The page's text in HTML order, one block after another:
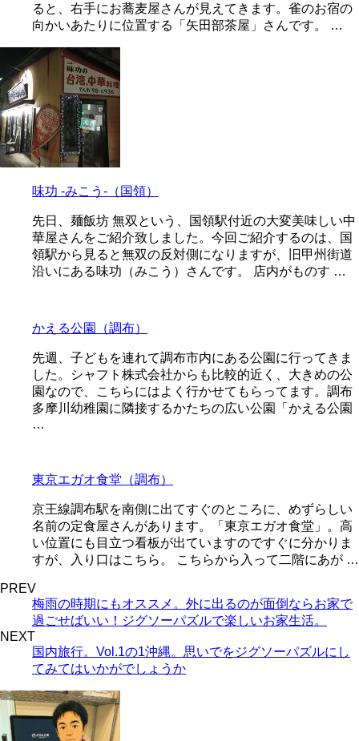
ると、右手にお蕎麦屋さんが見えてきます。雀のお宿の
向かいあたりに位置する「矢田部茶屋」さんです。 …
味功 -みこう-（国領）
先日、麺飯坊 無双という、国領駅付近の大変美味しい中
華屋さんをご紹介致しました。今回ご紹介するのは、国
領駅から見ると無双の反対側になりますが、旧甲州街道
沿いにある味功（みこう）さんです。 店内がものす …
かえる公園（調布）
先週、子どもを連れて調布市内にある公園に行ってきま
した。シャフト株式会社からも比較的近く、大きめの公
園なので、こちらにはよく行かせてもらってます。調布
多摩川幼稚園に隣接するかたちの広い公園「かえる公園
…
東京エガオ食堂（調布）
京王線調布駅を南側に出てすぐのところに、めずらしい
名前の定食屋さんがあります。「東京エガオ食堂」。高
い位置にも目立つ看板が出ていますのですぐに分かりま
すが、入り口はこちら。 こちらから入って二階にあが …
PREV
梅雨の時期にもオススメ。外に出るのが面倒ならお家で
過ごせばいい！ジグソーパズルで楽しいお家生活。
NEXT
国内旅行。Vol.1の1沖縄。思いでをジグソーパズルにし
てみてはいかがでしょうか